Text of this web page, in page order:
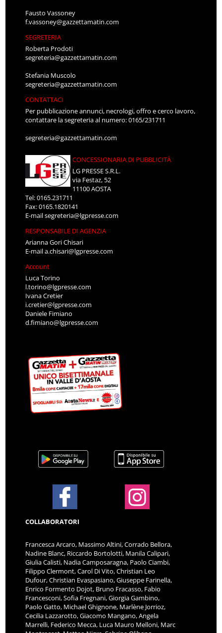
Fausto Vassoney
f.vassoney@gazzettamatin.com
SEGRETERIA
Roberta Prodoti
segreteria@gazzettamatin.com
Stefania Muscolo
segreteria@gazzettamatin.com
CONTATTACI
Per pubblicazione annunci, necrologi, offro e cerco lavoro,
contattare la segreteria al numero: 0165/231711
segreteria@gazzettamatin.com
CONCESSIONARIA DI PUBBLICITÀ
LG PRESSE S.R.L.
via Festaz, 52
11100 AOSTA
Tel: 0165.231711
Fax: 0165.1820141
E-mailsegreteria@lgpresse.com
RESPONSABILE DI AGENZIA
Arianna Gori Chisari
E-maila.chisari@lgpresse.com
Account
Luca Torino
l.torino@lgpresse.com
Ivana Cretier
i.cretier@lgpresse.com
Daniele Fimiano
d.fimiano@lgpresse.com
COLLABORATORI
Francesca Arcaro, Massimo Altini, Corrado Bellora,
Nadine Blanc, Riccardo Bortolotti, Manila Calipari,
Giulia Calisti, Nadia Camposaragna, Paolo Ciambi,
Filippo Clermont, Carol Di Vito, Christian Leo
Dufour, Christian Evaspasiano, Giuseppe Farinella,
Enrico Formento Dojot, Bruno Fracasso, Fabio
Francesconi, Sofia Fregnani, Giorgia Gambino,
Paolo Gatto, Michael Ghignone, Marlène Jorrioz,
Cecilia Lazzarotto, Giacomo Mangano, Angela
Marrelli, Federico Mecca, Luca Mauro Melloni, Marc